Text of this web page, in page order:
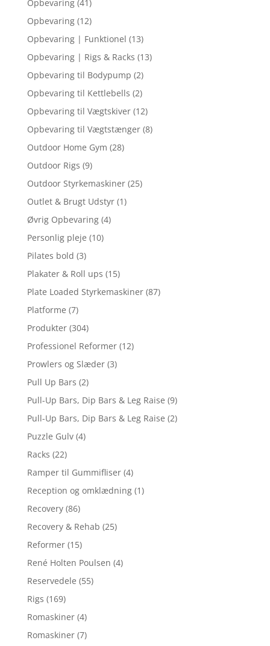
Opbevaring (41)
Opbevaring (12)
Opbevaring | Funktionel (13)
Opbevaring | Rigs & Racks (13)
Opbevaring til Bodypump (2)
Opbevaring til Kettlebells (2)
Opbevaring til Vægtskiver (12)
Opbevaring til Vægtstænger (8)
Outdoor Home Gym (28)
Outdoor Rigs (9)
Outdoor Styrkemaskiner (25)
Outlet & Brugt Udstyr (1)
Øvrig Opbevaring (4)
Personlig pleje (10)
Pilates bold (3)
Plakater & Roll ups (15)
Plate Loaded Styrkemaskiner (87)
Platforme (7)
Produkter (304)
Professionel Reformer (12)
Prowlers og Slæder (3)
Pull Up Bars (2)
Pull-Up Bars, Dip Bars & Leg Raise (9)
Pull-Up Bars, Dip Bars & Leg Raise (2)
Puzzle Gulv (4)
Racks (22)
Ramper til Gummifliser (4)
Reception og omklædning (1)
Recovery (86)
Recovery & Rehab (25)
Reformer (15)
René Holten Poulsen (4)
Reservedele (55)
Rigs (169)
Romaskiner (4)
Romaskiner (7)